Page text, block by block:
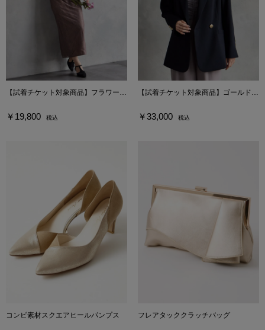
【試着チケット対象商品】フラワーレースボリュームスリーブタイトドレス
￥19,800 税込
【試着チケット対象商品】ゴールドボタンダブルテーラードジャケット
￥33,000 税込
コンビ素材スクエアヒールパンプス フレアタッククラッチバッグ